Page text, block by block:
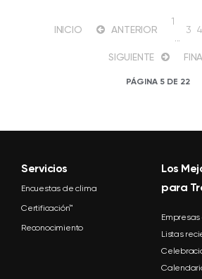
INICIO ANTERIOR
1
...
3 4
SIGUIENTE
PÁGINA 5 DE 22
Servicios
Encuestas de clima
Certificación™
Reconocimiento
Los
para
Listas